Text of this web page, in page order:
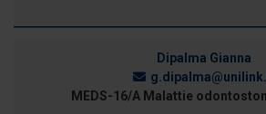
Dipalma Gianna
MEDS-16/A Malattie